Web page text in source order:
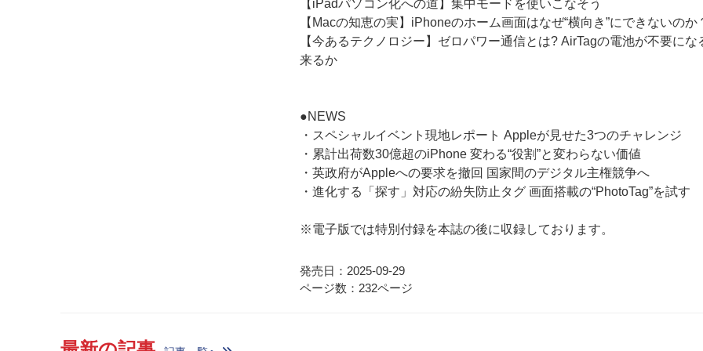
【iPadパソコン化への道】集中モードを使いこなそう
【Macの知恵の実】iPhoneのホーム画面はなぜ“横向き”にできないのか
【今あるテクノロジー】ゼロパワー通信とは? AirTagの電池が不要にな
来るか
●NEWS
・スペシャルイベント現地レポート Appleが見せた3つのチャレンジ
・累計出荷数30億超のiPhone 変わる“役割”と変わらない価値
・英政府がAppleへの要求を撤回 国家間のデジタル主権競争へ
・進化する「探す」対応の紛失防止タグ 画面搭載の“PhotoTag”を試す
※電子版では特別付録を本誌の後に収録しております。
発売日：2025-09-29
ページ数：232ページ